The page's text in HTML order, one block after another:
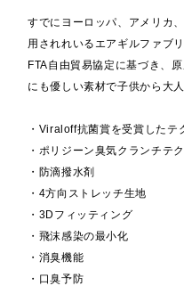
すでにヨーロッパ、アメリカ
用されれいるエアギルファブ
FTA自由貿易協定に基づき、
にも優しい素材で子供から大
・Viraloff抗菌賞を受賞したテ
・ポリジーン臭気クランチテ
・防滴撥水剤
・4方向ストレッチ生地
・3Dフィッティング
・飛沫感染の最小化
・消臭機能
・口臭予防